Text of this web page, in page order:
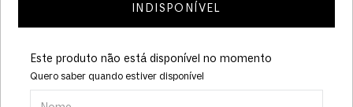
Este produto não está disponível no momento
Quero saber quando estiver disponível
INDISPONÍVEL